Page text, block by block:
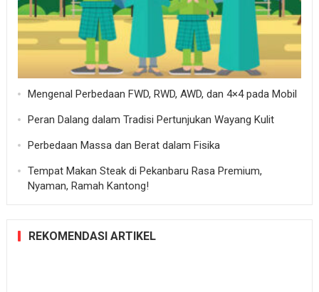
Mengenal Perbedaan FWD, RWD, AWD, dan 4×4 pada Mobil
Peran Dalang dalam Tradisi Pertunjukan Wayang Kulit
Perbedaan Massa dan Berat dalam Fisika
Tempat Makan Steak di Pekanbaru Rasa Premium,
Nyaman, Ramah Kantong!
REKOMENDASI ARTIKEL